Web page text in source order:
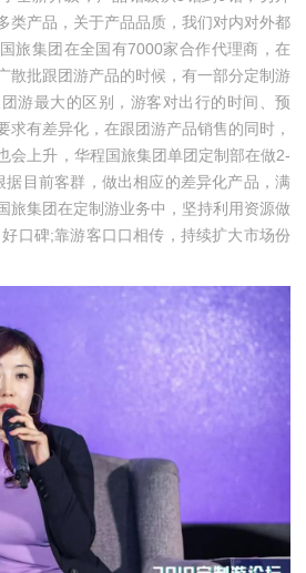
类产品，关于产品品质，我们对内对外都
旅集团在全国有7000家合作代理商，在
散批跟团游产品的时候，有一部分定制游
游最大的区别，游客对出行的时间、预
求有差异化，在跟团游产品销售的同时，
会上升，华程国旅集团单团定制部在做2-
目前客群，做出相应的差异化产品，满
旅集团在定制游业务中，坚持利用资源做
口碑;靠游客口口相传，持续扩大市场份